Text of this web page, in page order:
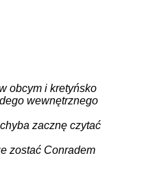
obcym i kretyńsko
wewnętrznego
zacznę czytać
zostać Conradem